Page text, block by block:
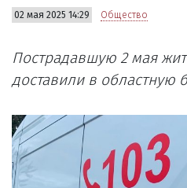
02 мая 2025 14:29 Общество
Пострадавшую 2 мая
доставили в областную